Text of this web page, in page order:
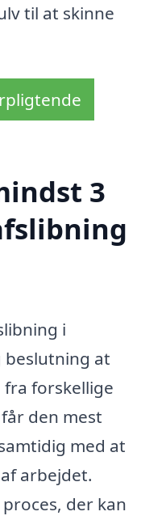
til at skinne
3
i
beslutning at
forskellige
den mest
med at
arbejdet.
der kan